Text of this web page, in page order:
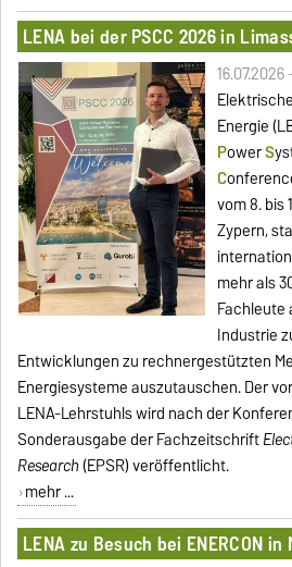
LENA bei der PSCC 2026 in
16.07.2026
Energie
PowerS
C
vom 8. bis
Zypern,
mehr als
Fachleute
Industrie
Entwicklungen zu rechnergestützten
Energiesysteme auszutauschen. Der
LENA-Lehrstuhls wird nach der
Sonderausgabe der Fachzeitschrift
Research(EPSR) veröffentlicht.
mehr ...
LENA zu Besuch bei ENERCON